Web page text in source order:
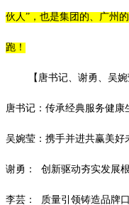
伙人”，也是集团的、广州
跑！
【唐书记、谢勇、吴
唐书记：传承经典服务健康
吴婉莹：携手并进共赢美好
谢勇： 创新驱动夯实发展
李芸： 质量引领铸造品牌